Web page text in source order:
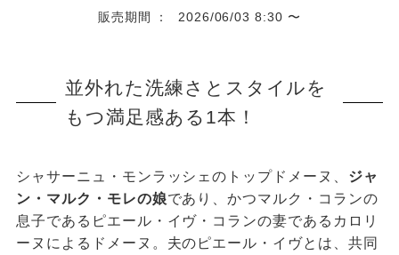
販売期間 2026/06/03 8:30 〜
並外れた洗練さとスタイルを
もつ満足感ある1本！
シャサーニュ・モンラッシェのトップドメーヌ、 ジャ
ン・マルク・モレの娘であり、かつマルク・コランの
息子であるピエール・イヴ・コランの妻であるカロリ
ーヌによるドメーヌ。夫のピエール・イヴとは、共同